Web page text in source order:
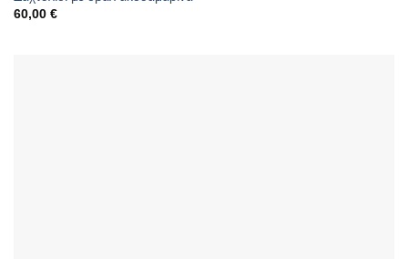
60,00 €